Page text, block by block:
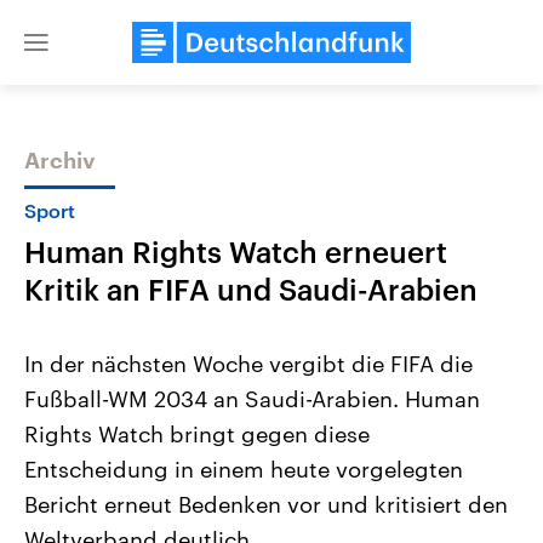
Close
Themen
Landtagswahl Sachsen-Anhalt
2026
Alle Informationen
Sachsen-Anhalt wählt am 6.
September 2026 einen neuen
Landtag. Seit 2021 wird das
Bundesland von einer Koalition aus
USA
Aktuelle Beiträge,
Hintergründe
Wirtschaftlich und
gehören die Vereinigten
den mächtigsten Ländern
Archiv
Sport
Human Rights Watch erneuert
Kritik an FIFA und Saudi-Arabien
In der nächsten Woche vergibt die FIFA die
Fußball-WM 2034 an Saudi-Arabien. Human
Rights Watch bringt gegen diese
Entscheidung in einem heute vorgelegten
Bericht erneut Bedenken vor und kritisiert den